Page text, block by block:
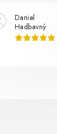
Daniel
Hadbavný